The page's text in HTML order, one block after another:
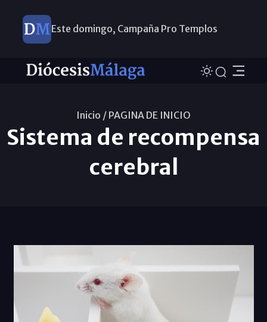
Este domingo, Campaña Pro Templos
Inicio / PAGINA DE INICIO
Sistema de recompensa
cerebral